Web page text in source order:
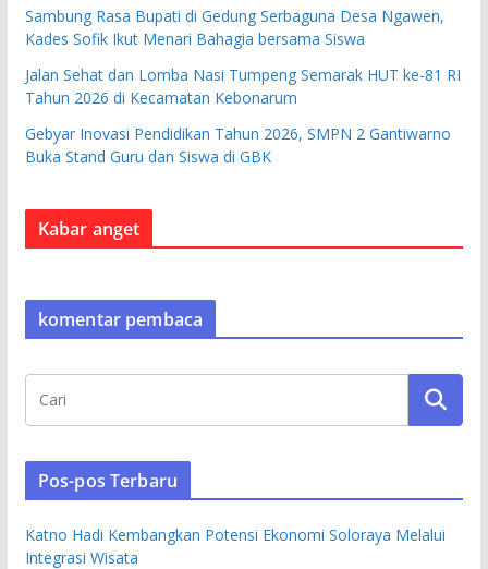
Sambung Rasa Bupati di Gedung Serbaguna Desa Ngawen,
Kades Sofik Ikut Menari Bahagia bersama Siswa
Jalan Sehat dan Lomba Nasi Tumpeng Semarak HUT ke-81 RI
Tahun 2026 di Kecamatan Kebonarum
Gebyar Inovasi Pendidikan Tahun 2026, SMPN 2 Gantiwarno
Buka Stand Guru dan Siswa di GBK
Kabar anget
komentar pembaca
Pos-pos Terbaru
Katno Hadi Kembangkan Potensi Ekonomi Soloraya Melalui
Integrasi Wisata